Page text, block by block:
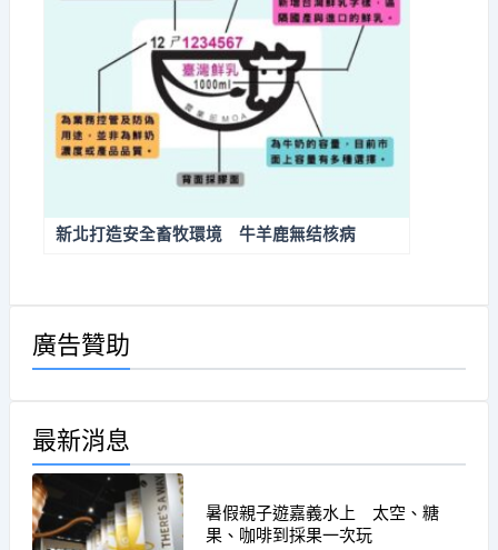
新北打造安全畜牧環境 牛羊鹿無结核病
廣告贊助
最新消息
暑假親子遊嘉義水上 太空、糖
果、咖啡到採果一次玩